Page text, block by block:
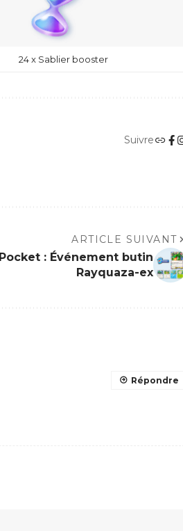
24 x Sablier booster
Suivre
ARTICLE SUIVANT
: Événement butin
Rayquaza-ex
Répondre